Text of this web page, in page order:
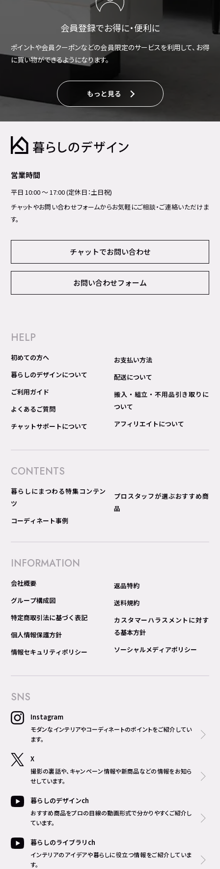
会員登録でお得に・便利に
ポイントや会員クーポンなどの会員限定のサービスを利用して、お得
に買い物ができるようになります。
もっと見る
営業時間
平日 10:00 ～ 17:00 (定休日：土日祝)
チャットやお問い合わせフォームからお気軽にご相談・ご連絡いただけま
す。
チャットでお問い合わせ
お問い合わせフォーム
HELP
初めての方へ
暮らしのデザインについて
ご利用ガイド
よくあるご質問
チャットサポートについて
お支払い方法
配送について
搬入・組立・不用品引き取りに
ついて
アフィリエイトについて
CONTENTS
暮らしにまつわる特集コンテン
ツ
コーディネート事例
プロスタッフが選ぶおすすめ商
品
INFORMATION
会社概要
グループ構成図
特定商取引法に基づく表記
個人情報保護方針
情報セキュリティポリシー
返品特約
送料規約
カスタマーハラスメントに対す
る基本方針
ソーシャルメディアポリシー
SNS
Instagram
モダンなインテリアやコーディネートのポイントをご紹介してい
ます。
X
撮影の裏話や、キャンペーン情報や新商品などの情報をお知ら
せしています。
暮らしのデザインch
おすすめ商品をプロの目線の動画形式で分かりやすくご紹介し
ています。
暮らしのライブラリch
インテリアのアイデアや暮らしに役立つ情報をご紹介していま
す。